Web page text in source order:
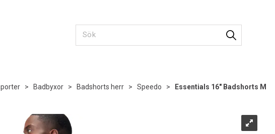
> Badbyxor > Badshorts herr > Speedo > Essentials 16" Badshorts M